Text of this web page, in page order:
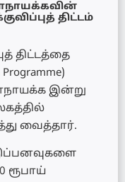
திட்டம்
திட்டத்தை
இன்று
வைத்தார்.
ரூபாய்